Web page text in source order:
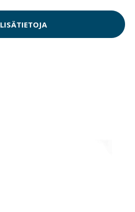
LISÄTIETOJA